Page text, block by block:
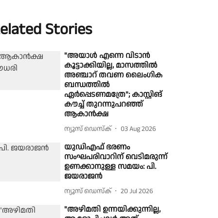
Stories
"അയാൾ എന്നെ വിടാൻ
കൂട്ടാക്കിയില്ല, മാസത്തിൽ
അഞ്ചാറ് തവണ ലൈംഗിക
ബന്ധത്തിൽ
ഏർപ്പെടണമത്രേ"; കാസ്റ്റിങ്
കൗച്ച് തുറന്നുപറഞ്ഞ്
ആകാൻക്ഷ
ന്യൂസ് ഡെസ്ക് 03 Aug 2026
യുഡിഎഫ് ഭരണം
സംഘപരിവാറിന് വെടിമരുന്ന്
ഉണക്കാനുള്ള സമയം: പി.
ജയരാജന്‍
ന്യൂസ് ഡെസ്ക് 20 Jul 2026
"അഴിമതി ഉന്നയിക്കുന്നില്ല,